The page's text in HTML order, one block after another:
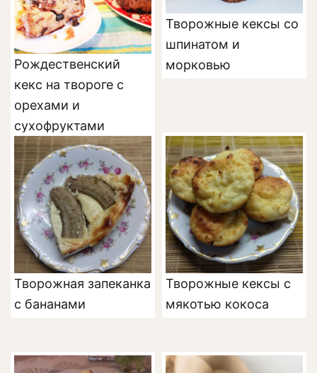
Рождественский
кекс на твороге с
орехами и
сухофруктами
Творожные кексы со
шпинатом и
морковью
Творожная запеканка
с бананами
Творожные кексы с
мякотью кокоса